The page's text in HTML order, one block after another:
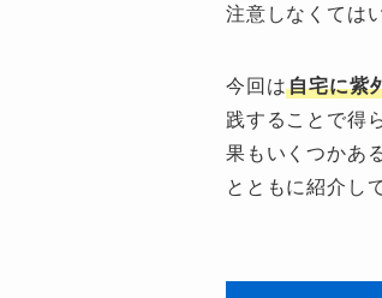
注意しなくては
今回は自宅に紫
践することで得
果もいくつかあ
とともに紹介し